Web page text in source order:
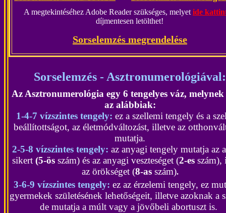
A megtekintéséhez Adobe Reader szükséges, melyet ide
díjmentesen letölthet!
Sorselemzés megrendelése
Sorselemzés - Asztronumerológiával:
Az Asztronumerológia egy 6 tengelyes váz, melynek
az alábbiak:
1-4-7 vízszintes tengely: ez a szellemi tengely és a
beállítottságot, az életmódváltozást, illetve az
mutatja.
2-5-8 vízszintes tengely: az anyagi tengely mutatja az
sikert (5-ös szám) és az anyagi veszteséget (2-es szám),
az örökséget (8-as szám).
3-6-9 vízszintes tengely: ez az érzelemi tengely, ez
gyermekek születésének lehetőségeit, illetve azoknak a
de mutatja a múlt vagy a jövőbeli abortuszt is.